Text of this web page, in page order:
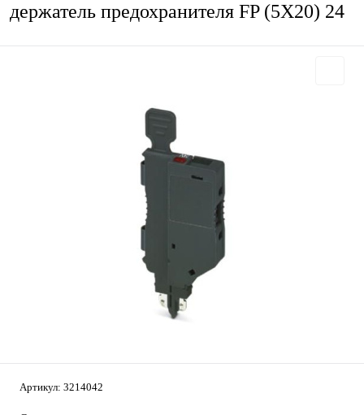
держатель предохранителя FP (5X20) 24
Артикул: 3214042